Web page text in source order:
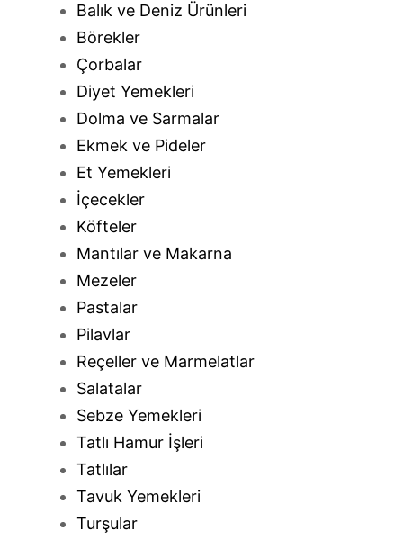
Balık ve Deniz Ürünleri
Börekler
Çorbalar
Diyet Yemekleri
Dolma ve Sarmalar
Ekmek ve Pideler
Et Yemekleri
İçecekler
Köfteler
Mantılar ve Makarna
Mezeler
Pastalar
Pilavlar
Reçeller ve Marmelatlar
Salatalar
Sebze Yemekleri
Tatlı Hamur İşleri
Tatlılar
Tavuk Yemekleri
Turşular